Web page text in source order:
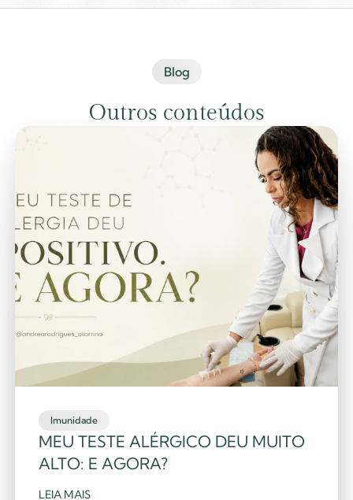
Blog
Outros conteúdos
Imunidade
MEU TESTE ALÉRGICO DEU MUITO
ALTO: E AGORA?
LEIA MAIS